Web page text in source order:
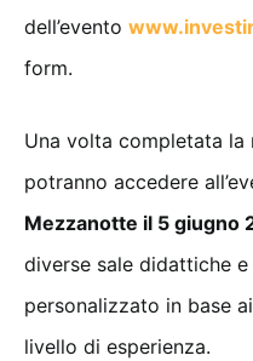
dell’evento
form.
Una volta completata
potranno accedere
Mezzanotte il 5 giugno
diverse sale didattiche
personalizzato in base
livello di esperienza.